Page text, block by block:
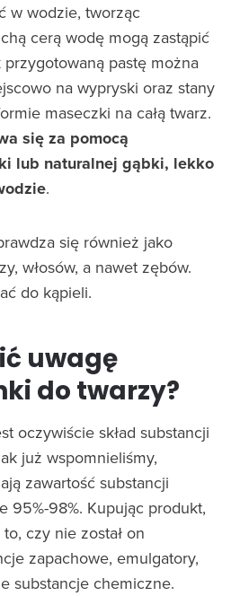
w wodzie, tworząc
cerą wodę mogą zastąpić
przygotowaną pastę można
na wypryski oraz stany
maseczki na całą twarz.
się za pomocą
lub naturalnej gąbki, lekko
.
się również jako
włosów, a nawet zębów.
do kąpieli.
uwagę
do twarzy?
oczywiście skład substancji
już wspomnieliśmy,
zawartość substancji
95%-98%. Kupując produkt,
czy nie został on
zapachowe, emulgatory,
substancje chemiczne.